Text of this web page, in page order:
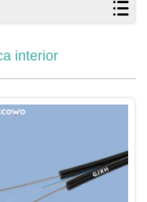
interior